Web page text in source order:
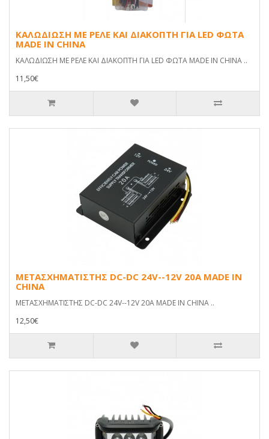
ΚΑΛΩΔΙΩΣΗ ΜΕ ΡΕΛΕ ΚΑΙ ΔΙΑΚΟΠΤΗ ΓΙΑ LED ΦΩΤΑ
MADE IN CHINA
ΚΑΛΩΔΙΩΣΗ ΜΕ ΡΕΛΕ ΚΑΙ ΔΙΑΚΟΠΤΗ ΓΙΑ LED ΦΩΤΑ MADE IN CHINA ..
11,50€
ΜΕΤΑΣΧΗΜΑΤΙΣΤΗΣ DC-DC 24V--12V 20Α MADE IN
CHINA
ΜΕΤΑΣΧΗΜΑΤΙΣΤΗΣ DC-DC 24V--12V 20Α MADE IN CHINA ..
12,50€